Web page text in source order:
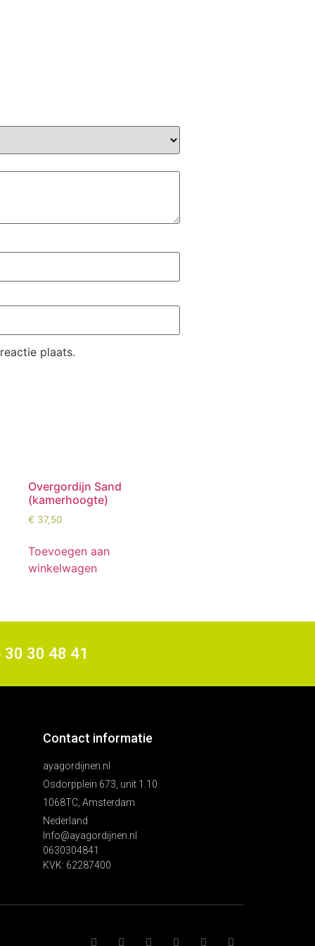
plaats.
Overgordijn Sand
(kamerhoogte)
€ 37,50
Toevoegen aan
winkelwagen
30 30 48 41
Contact informatie
ayagordijnen.nl
Osdorpplein 673, unit 1.10
1068TC, Amsterdam
Nederland
Info@ayagordijnen.nl
0630304841
KVK: 62287400